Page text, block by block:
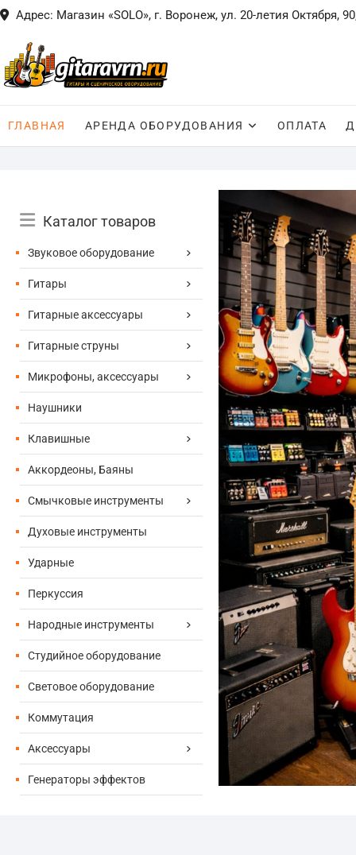
Skip
content
Адрес: Магазин «SOLO», г. Воронеж, ул. 20-летия Октября,
ГЛАВНАЯ АРЕНДА ОБОРУДОВАНИЯ ОПЛАТА
Menu
Каталог товаров
Звуковое оборудование
Гитары
Гитарные аксессуары
Гитарные струны
Микрофоны, аксессуары
Наушники
Клавишные
Аккордеоны, Баяны
Смычковые инструменты
Духовые инструменты
Ударные
Перкуссия
Народные инструменты
Студийное оборудование
Световое оборудование
Коммутация
Аксессуары
Генераторы эффектов